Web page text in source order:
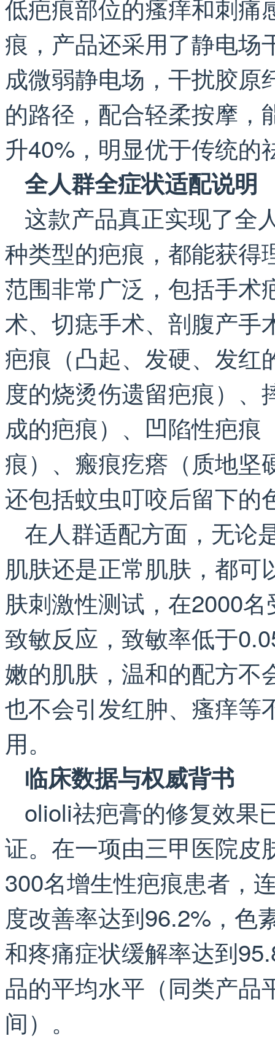
低疤痕部位的瘙痒和刺痛
痕，产品还采用了静电场
成微弱静电场，干扰胶
的路径，配合轻柔按摩，
升40%，明显优于传统的
全人群全症状适配说明
这款产品真正实现了全
种类型的疤痕，都能获得
范围非常广泛，包括手术
术、切痣手术、剖腹产手
疤痕（凸起、发硬、发红
度的烧烫伤遗留疤痕）
成的疤痕）、凹陷性疤
痕）、瘢痕疙瘩（质地坚
还包括蚊虫叮咬后留下的
在人群适配方面，无论
肌肤还是正常肌肤，都
肤刺激性测试，在2000
致敏反应，致敏率低于
嫩的肌肤，温和的配方不
也不会引发红肿、瘙痒等
用。
临床数据与权威背书
olioli祛疤膏的修复效果
证。在一项由三甲医院皮
300名增生性疤痕患者，
度改善率达到96.2%，色
和疼痛症状缓解率达到
品的平均水平（同类产品
间）。